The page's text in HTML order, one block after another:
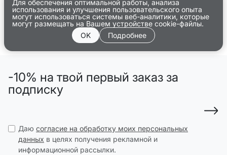
Для обеспечения оптимальной работы, анализа
использования и улучшения пользовательского опыта
могут использоваться системы веб-аналитики, которые
могут размещать на Вашем устройстве cookie-файлы.
OK
Подробнее
-10% на твой первый заказ за
подписку
Даю согласие на обработку моих персональных
данных в целях получения рекламной и
информационной рассылки.